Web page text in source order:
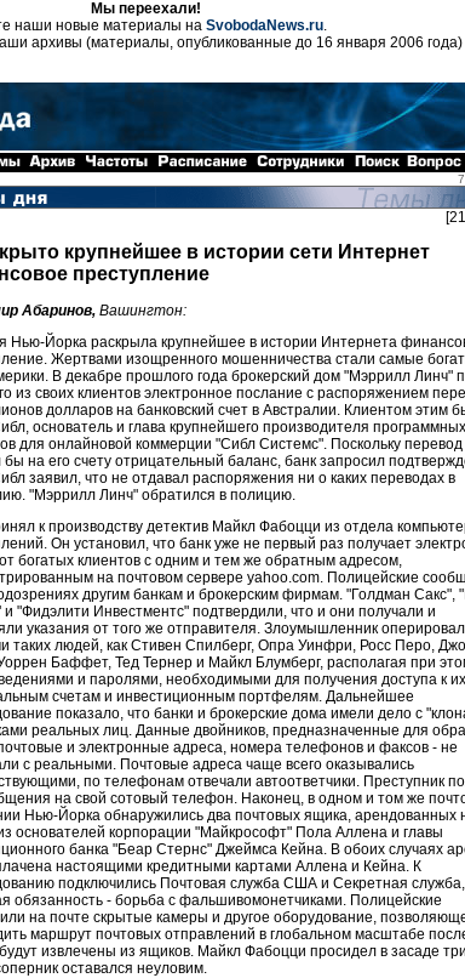
Мы переехали!
наши новые материалы на SvobodaNews.ru.
архивы (материалы, опубликованные до 16 января 2006 года)
крупнейшее в истории сети Интернет
преступление
Абаринов, Вашингтон:
Нью-Йорка раскрыла крупнейшее в истории Интернета
Жертвами изощренного мошенничества стали самые
В декабре прошлого года брокерский дом "Мэррилл Линч"
из своих клиентов электронное послание с распоряжением
долларов на банковский счет в Австралии. Клиентом этим
основатель и глава крупнейшего производителя программных
для онлайновой коммерции "Сибл Системс". Поскольку перевод
бы на его счету отрицательный баланс, банк запросил
заявил, что не отдавал распоряжения ни о каких переводах в
"Мэррилл Линч" обратился в полицию.
к производству детектив Майкл Фабоцци из отдела
Он установил, что банк уже не первый раз получает
богатых клиентов с одним и тем же обратным адресом,
на почтовом сервере yahoo.com. Полицейские
другим банкам и брокерским фирмам. "Голдман Сакс",
и "Фидэлити Инвестментс" подтвердили, что и они получали и
указания от того же отправителя. Злоумышленник оперировал
таких людей, как Стивен Спилберг, Опра Уинфри, Росс Перо,
Баффет, Тед Тернер и Майкл Блумберг, располагая при
и паролями, необходимыми для получения доступа к их
счетам и инвестиционным портфелям. Дальнейшее
показало, что банки и брокерские дома имели дело с
реальных лиц. Данные двойников, предназначенные для
и электронные адреса, номера телефонов и факсов - не
с реальными. Почтовые адреса чаще всего оказывались
по телефонам отвечали автоответчики. Преступник
на свой сотовый телефон. Наконец, в одном и том же
Нью-Йорка обнаружились два почтовых ящика, арендованных
основателей корпорации "Майкрософт" Пола Аллена и главы
банка "Беар Стернс" Джеймса Кейна. В обоих случаях
настоящими кредитными картами Аллена и Кейна. К
подключились Почтовая служба США и Секретная служба,
обязанность - борьба с фальшивомонетчиками. Полицейские
на почте скрытые камеры и другое оборудование,
маршрут почтовых отправлений в глобальном масштабе
извлечены из ящиков. Майкл Фабоцци просидел в засаде
оставался неуловим.